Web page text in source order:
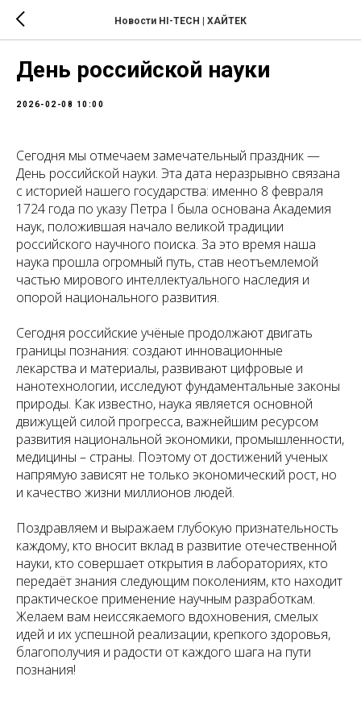
Новости HI-TECH | ХАЙТЕК
День российской науки
2026-02-08 10:00
Сегодня мы отмечаем замечательный праздник —
День российской науки. Эта дата неразрывно связана
с историей нашего государства: именно 8 февраля
1724 года по указу Петра I была основана Академия
наук, положившая начало великой традиции
российского научного поиска. За это время наша
наука прошла огромный путь, став неотъемлемой
частью мирового интеллектуального наследия и
опорой национального развития.
Сегодня российские учёные продолжают двигать
границы познания: создают инновационные
лекарства и материалы, развивают цифровые и
нанотехнологии, исследуют фундаментальные законы
природы. Как известно, наука является основной
движущей силой прогресса, важнейшим ресурсом
развития национальной экономики, промышленности,
медицины – страны. Поэтому от достижений ученых
напрямую зависят не только экономический рост, но
и качество жизни миллионов людей.
Поздравляем и выражаем глубокую признательность
каждому, кто вносит вклад в развитие отечественной
науки, кто совершает открытия в лабораториях, кто
передаёт знания следующим поколениям, кто находит
практическое применение научным разработкам.
Желаем вам неиссякаемого вдохновения, смелых
идей и их успешной реализации, крепкого здоровья,
благополучия и радости от каждого шага на пути
познания!